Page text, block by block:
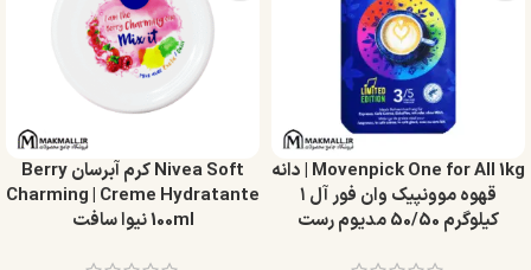
Movenpick One for All 1kg | دانه
قهوه موونپیک وان فور آل ۱
کیلوگرم 50/50 مدیوم رست
Nivea Soft کرم آبرسان Berry
Charming | Creme Hydratante
100ml نیوا سافت